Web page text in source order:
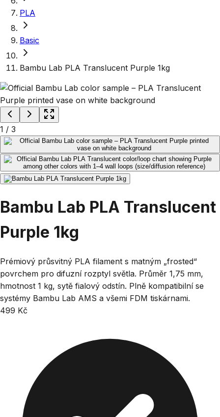
PLA
Basic
Bambu Lab PLA Translucent Purple 1kg
1 / 3
Bambu Lab PLA Translucent
Purple 1kg
Prémiový průsvitný PLA filament s matným „frosted“
povrchem pro difuzní rozptyl světla. Průměr 1,75 mm,
hmotnost 1 kg, sytě fialový odstín. Plně kompatibilní se
systémy Bambu Lab AMS a všemi FDM tiskárnami.
499 Kč